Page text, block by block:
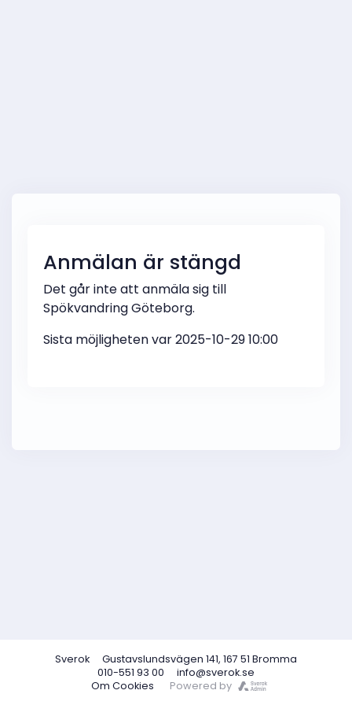
Anmälan är stängd
Det går inte att anmäla sig till
Spökvandring Göteborg.
Sista möjligheten var 2025-10-29 10:00
Om Cookies Powered by
Sverok
Gustavslundsvägen 141, 167 51 Bromma
010-551 93 00
info@sverok.se